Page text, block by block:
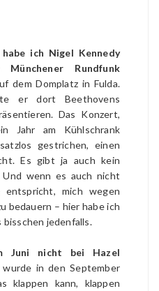
ich Nigel Kennedy
Rundfunk
dem Domplatz in Fulda.
er dort Beethovens
Das Konzert,
Jahr am Kühlschrank
gestrichen, einen
Es gibt ja auch kein
wenn es auch nicht
entspricht, mich wegen
bedauern – hier habe ich
bisschen jedenfalls.
Juni nicht bei Hazel
in den September
klappen kann, klappen